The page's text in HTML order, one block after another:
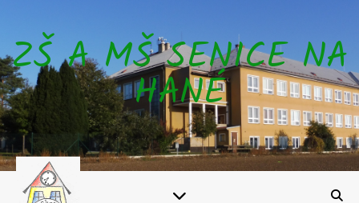
ZŠ A MŠ SENICE NA
HANÉ